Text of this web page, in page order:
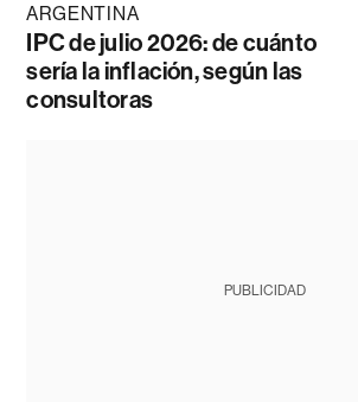
ARGENTINA
IPC de julio 2026: de cuánto
sería la inflación, según las
consultoras
PUBLICIDAD